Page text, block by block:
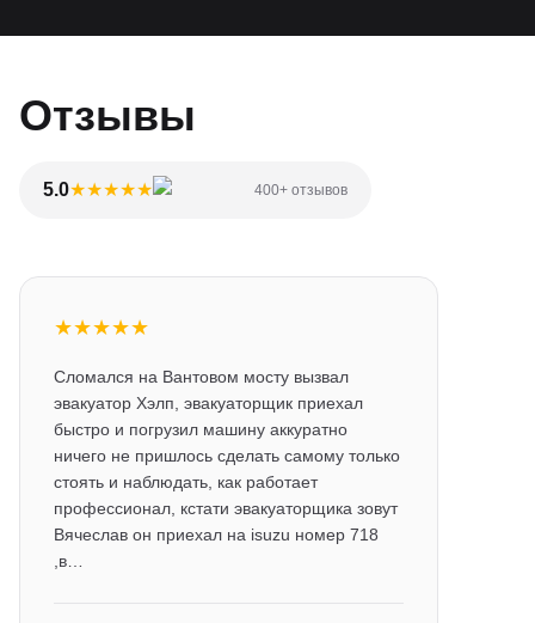
Отзывы
5.0★★★★★ 400+ отзывов
★★★★★
Сломался на Вантовом мосту вызвал
эвакуатор Хэлп, эвакуаторщик приехал
быстро и погрузил машину аккуратно
ничего не пришлось сделать самому только
стоять и наблюдать, как работает
профессионал, кстати эвакуаторщика зовут
Вячеслав он приехал на isuzu номер 718
,в…